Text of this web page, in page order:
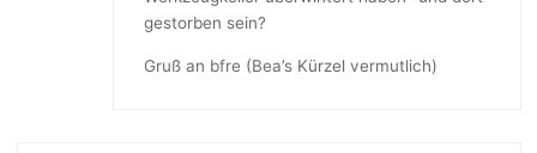
gestorben sein?
Gruß an bfre (Bea’s Kürzel vermutlich)